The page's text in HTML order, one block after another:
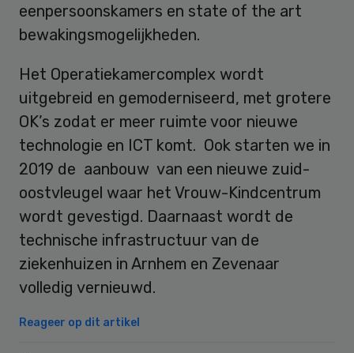
eenpersoonskamers en state of the art
bewakingsmogelijkheden.
Het Operatiekamercomplex wordt
uitgebreid en gemoderniseerd, met grotere
OK’s zodat er meer ruimte voor nieuwe
technologie en ICT komt. Ook starten we in
2019 de aanbouw van een nieuwe zuid-
oostvleugel waar het Vrouw-Kindcentrum
wordt gevestigd. Daarnaast wordt de
technische infrastructuur van de
ziekenhuizen in Arnhem en Zevenaar
volledig vernieuwd.
Reageer op dit artikel